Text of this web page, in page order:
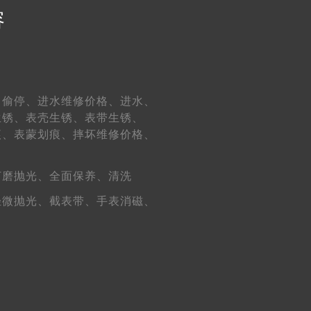
提前预约）
偷停、 进水维修价格、 进水、
、 表壳生锈、 表带生锈、
表蒙划痕、 摔坏维修价格、
抛光、 全面保养、 清洗
抛光、 截表带、 手表消磁、